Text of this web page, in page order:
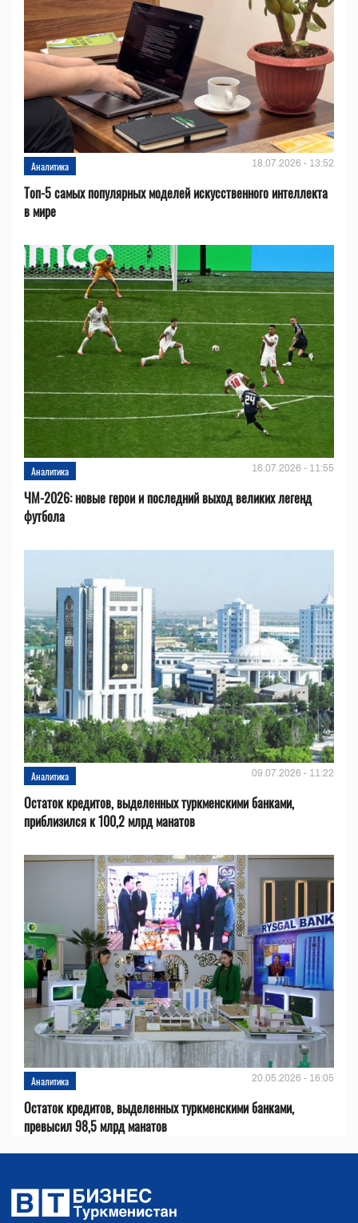
Аналитика 18.07.2026 - 13:52
Топ-5 самых популярных моделей искусственного интеллекта
в мире
Аналитика 16.07.2026 - 11:55
ЧМ-2026: новые герои и последний выход великих легенд
футбола
Аналитика 09.07.2026 - 11:22
Остаток кредитов, выделенных туркменскими банками,
приблизился к 100,2 млрд манатов
Аналитика 20.05.2026 - 16:05
Остаток кредитов, выделенных туркменскими банками,
превысил 98,5 млрд манатов